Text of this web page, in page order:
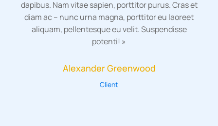
dapibus. Nam vitae sapien, porttitor purus. Cras et
diam ac – nunc urna magna, porttitor eu laoreet
aliquam, pellentesque eu velit. Suspendisse
potenti! »
Alexander Greenwood
Client